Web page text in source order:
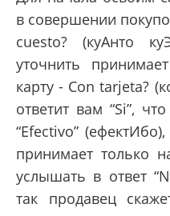
в совершении
cuesto? (куАнто
уточнить
карту - Con tarjeta?
ответит вам “Si”,
“Efectivo”
принимает только
услышать в ответ
так продавец